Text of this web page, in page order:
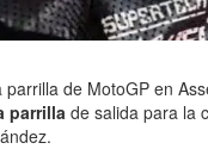
de MotoGP en
parrilla de salida para la